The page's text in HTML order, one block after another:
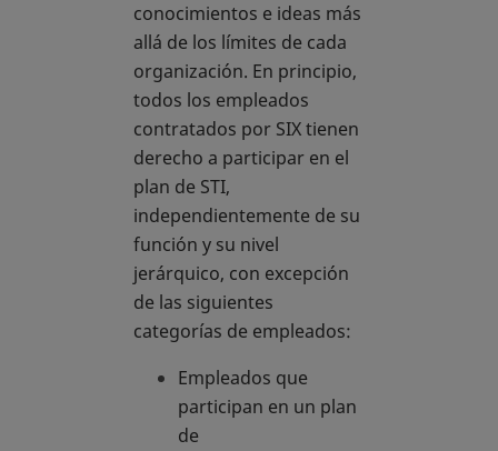
conocimientos e ideas más
allá de los límites de cada
organización. En principio,
todos los empleados
contratados por SIX tienen
derecho a participar en el
plan de STI,
independientemente de su
función y su nivel
jerárquico, con excepción
de las siguientes
categorías de empleados:
Empleados que
participan en un plan
de